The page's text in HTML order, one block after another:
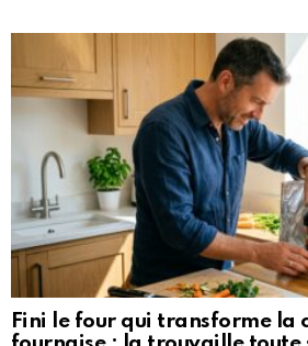
Fini le four qui transforme la